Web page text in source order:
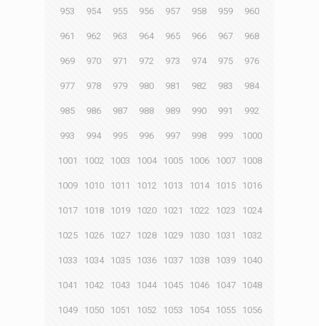
953 954 955 956 957 958 959 960
961 962 963 964 965 966 967 968
969 970 971 972 973 974 975 976
977 978 979 980 981 982 983 984
985 986 987 988 989 990 991 992
993 994 995 996 997 998 999 1000
1001 1002 1003 1004 1005 1006 1007 1008
1009 1010 1011 1012 1013 1014 1015 1016
1017 1018 1019 1020 1021 1022 1023 1024
1025 1026 1027 1028 1029 1030 1031 1032
1033 1034 1035 1036 1037 1038 1039 1040
1041 1042 1043 1044 1045 1046 1047 1048
1049 1050 1051 1052 1053 1054 1055 1056